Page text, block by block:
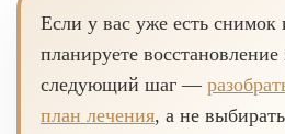
Если у вас уже есть снимок
планируете
следующий шаг —
план лечения, а не